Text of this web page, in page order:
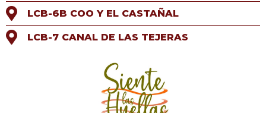
LCB-6B COO Y EL CASTAÑAL
LCB-7 CANAL DE LAS TEJERAS